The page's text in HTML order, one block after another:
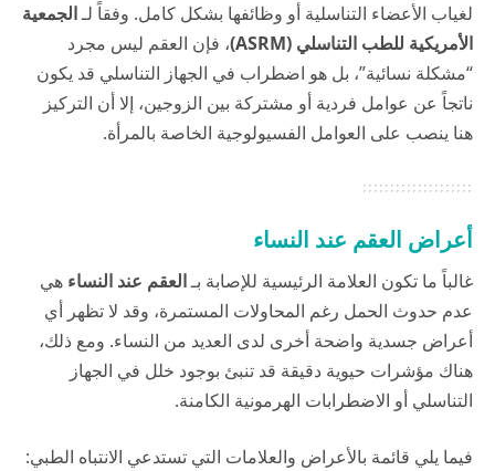
لغياب الأعضاء التناسلية أو وظائفها بشكل كامل. وفقاً لـالجمعية
الأمريكية للطب التناسلي (ASRM
)، فإن العقم ليس مجرد
“مشكلة نسائية”، بل هو اضطراب في الجهاز التناسلي قد يكون
ناتجاً عن عوامل فردية أو مشتركة بين الزوجين، إلا أن التركيز
هنا ينصب على العوامل الفسيولوجية الخاصة بالمرأة.
أعراض العقم عند النساء
غالباً ما تكون العلامة الرئيسية للإصابة بـالعقم عند النساء هي
عدم حدوث الحمل رغم المحاولات المستمرة، وقد لا تظهر أي
أعراض جسدية واضحة أخرى لدى العديد من النساء. ومع ذلك،
هناك مؤشرات حيوية دقيقة قد تنبئ بوجود خلل في الجهاز
التناسلي أو الاضطرابات الهرمونية الكامنة.
فيما يلي قائمة بالأعراض والعلامات التي تستدعي الانتباه الطبي: